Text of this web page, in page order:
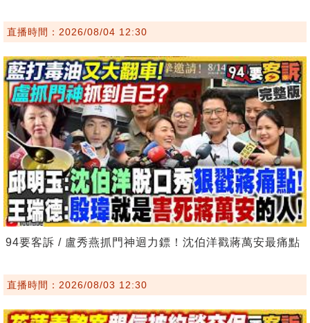
直播時間：2026/08/04 12:30
94要客訴 / 盧秀燕抓門神迴力鏢！沈伯洋戳蔣萬安最痛點
直播時間：2026/08/03 12:30